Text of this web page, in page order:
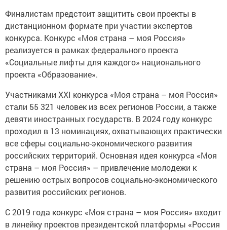
Финалистам предстоит защитить свои проекты в
дистанционном формате при участии экспертов
конкурса. Конкурс «Моя страна – моя Россия»
реализуется в рамках федерального проекта
«Социальные лифты для каждого» национального
проекта «Образование».
Участниками ХХI конкурса «Моя страна – моя Россия»
стали 55 321 человек из всех регионов России, а также
девяти иностранных государств. В 2024 году конкурс
проходил в 13 номинациях, охватывающих практически
все сферы социально-экономического развития
российских территорий. Основная идея конкурса «Моя
страна – моя Россия» – привлечение молодежи к
решению острых вопросов социально-экономического
развития российских регионов.
С 2019 года конкурс «Моя страна – моя Россия» входит
в линейку проектов президентской платформы «Россия